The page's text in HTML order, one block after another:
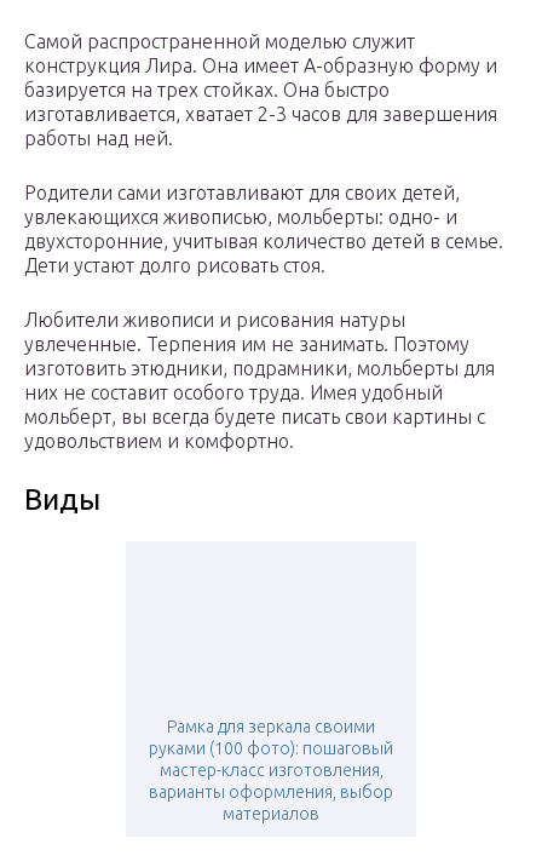
Самой распространенной моделью служит
конструкция Лира. Она имеет А-образную форму и
базируется на трех стойках. Она быстро
изготавливается, хватает 2-3 часов для завершения
работы над ней.
Родители сами изготавливают для своих детей,
увлекающихся живописью, мольберты: одно- и
двухсторонние, учитывая количество детей в семье.
Дети устают долго рисовать стоя.
Любители живописи и рисования натуры
увлеченные. Терпения им не занимать. Поэтому
изготовить этюдники, подрамники, мольберты для
них не составит особого труда. Имея удобный
мольберт, вы всегда будете писать свои картины с
удовольствием и комфортно.
Виды
Рамка для зеркала своими
руками (100 фото): пошаговый
мастер-класс изготовления,
варианты оформления, выбор
материалов